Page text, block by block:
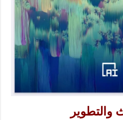
والتطوير